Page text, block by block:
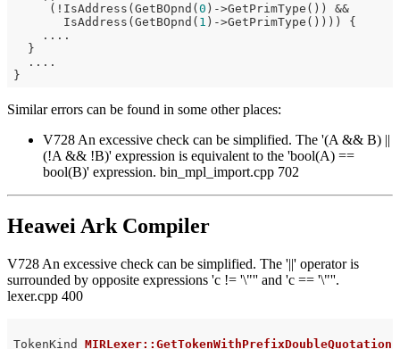
     (!IsAddress(GetBOpnd(
0 )->GetPrimType()) &&
       IsAddress(GetBOpnd(
1 )->GetPrimType()))) {
    ....
  }
  ....
Similar errors can be found in some other places:
V728 An excessive check can be simplified. The '(A && B) ||
(!A && !B)' expression is equivalent to the 'bool(A) ==
bool(B)' expression. bin_mpl_import.cpp 702
Heawei Ark Compiler
V728 An excessive check can be simplified. The '||' operator is
surrounded by opposite expressions 'c != '\"'' and 'c == '\"''.
lexer.cpp 400
TokenKind MIRLexer::GetTokenWithPrefixDoubleQuotation